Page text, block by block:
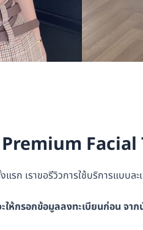
Premium
รก เราขอรีวิวการใช้บริการแบบ
ะให้กรอกข้อมูลลงทะเบียนก่อน จา